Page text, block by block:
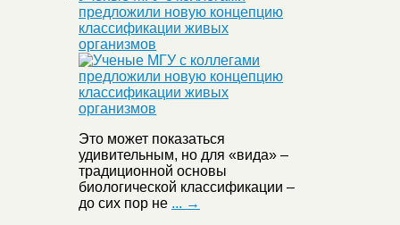
предложили новую концепцию
классификации живых
организмов
Это может показаться
удивительным, но для «вида» –
традиционной основы
биологической классификации –
до сих пор не ... →